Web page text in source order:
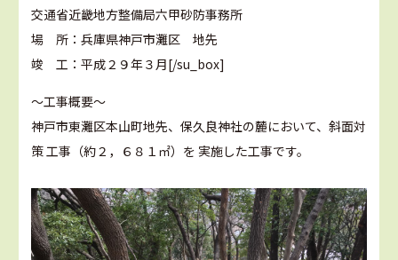
交通省近畿地方整備局六甲砂防事務所
場 所：兵庫県神戸市灘区 地先
竣 工：平成２９年３月[/su_box]
～工事概要～
神戸市東灘区本山町地先、保久良神社の麓において、斜面対
策 工事（約２，６８１㎡）を 実施した工事です。